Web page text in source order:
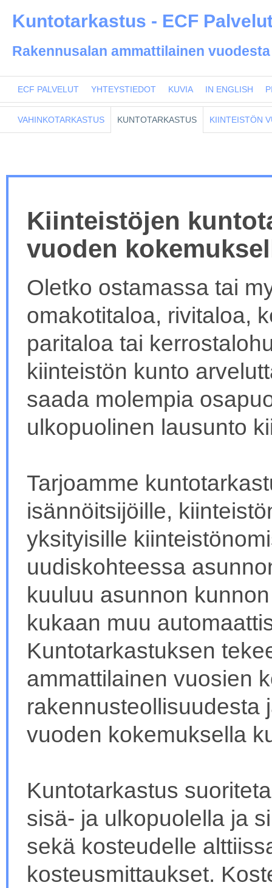
Kuntotarkastus - ECF
Rakennusalan ammattilainen vuodesta
ECF PALVELUT YHTEYSTIEDOT KUVIA IN ENGLISH
VAHINKOTARKASTUS KUNTOTARKASTUS KIINTEISTÖN
Kiinteistöjen
vuoden
Oletko ostamassa tai
omakotitaloa, rivitaloa,
paritaloa tai
kiinteistön kunto
saada molempia
ulkopuolinen lausunto
Tarjoamme
isännöitsijöille,
yksityisille
uudiskohteessa
kuuluu asunnon
kukaan muu
Kuntotarkastuksen
ammattilainen vuosien
rakennusteollisuudesta
vuoden kokemuksella
Kuntotarkastus
sisä- ja ulkopuolella ja
sekä kosteudelle
kosteusmittaukset.